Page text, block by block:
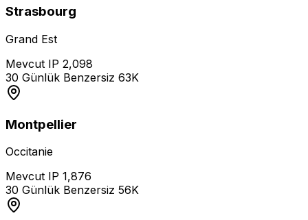
Strasbourg
Grand Est
Mevcut IP 2,098
30 Günlük Benzersiz 63K
Montpellier
Occitanie
Mevcut IP 1,876
30 Günlük Benzersiz 56K